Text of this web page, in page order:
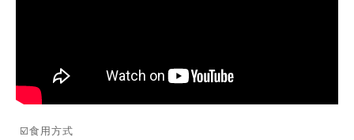
☑️食用方式